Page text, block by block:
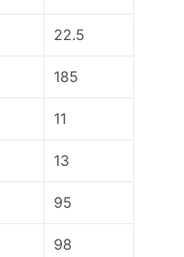
22.5
185
11
13
95
98